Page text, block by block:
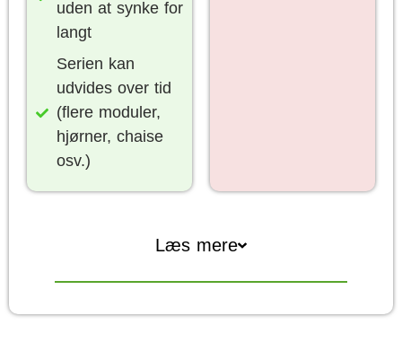
uden at synke for
langt
Serien kan
udvides over tid
(flere moduler,
hjørner, chaise
osv.)
Læs mere